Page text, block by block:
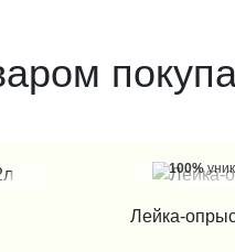
100%
Лейка-